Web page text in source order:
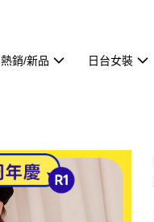
熱銷/新品 日台女裝